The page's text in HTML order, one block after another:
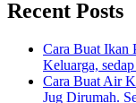
Recent Posts
Cara Buat Ikan
Keluarga,
Cara Buat Air
Jug Dirumah.